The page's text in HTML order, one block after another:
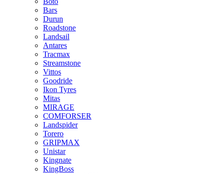
Bars
Durun
Roadstone
Landsail
Antares
Tracmax
Streamstone
Vittos
Goodride
Ikon Tyres
Mitas
MIRAGE
COMFORSER
Landspider
Torero
GRIPMAX
Unistar
Kingnate
KingBoss